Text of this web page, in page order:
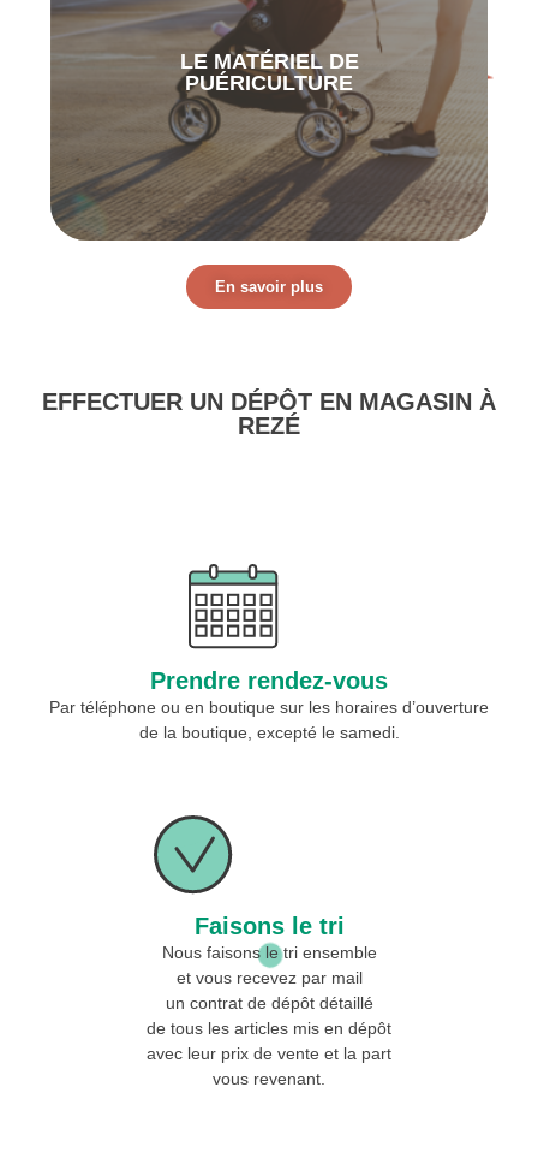
LE MATÉRIEL DE
PUÉRICULTURE
PUÉRICULTURE
Attention de bien vérifier le bon
fonctionnement et la propreté de chaque
article
En savoir plus
EFFECTUER UN DÉPÔT EN MAGASIN À
REZÉ
Prendre rendez-vous
Par téléphone ou en boutique sur les horaires d’ouverture
de la boutique, excepté le samedi.
Faisons le tri
Nous faisons le tri ensemble
et vous recevez par mail
un contrat de dépôt détaillé
de tous les articles mis en dépôt
avec leur prix de vente et la part
vous revenant.